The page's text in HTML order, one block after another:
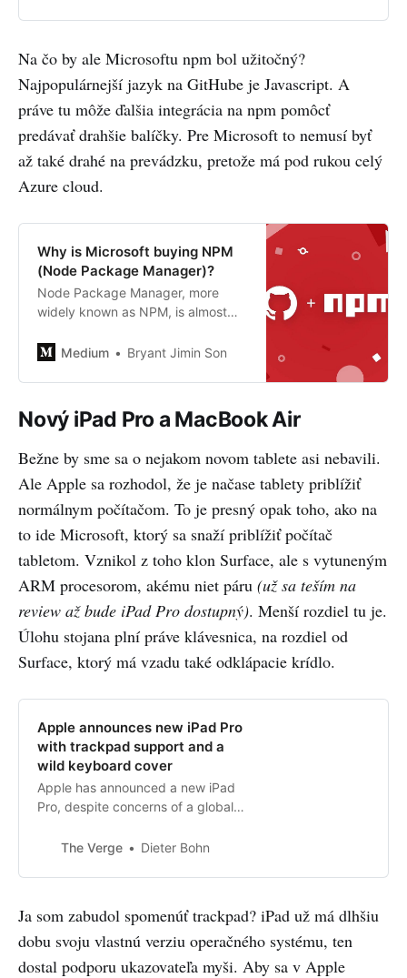
Na čo by ale Microsoftu npm bol užitočný?
Najpopulárnejší jazyk na GitHube je Javascript. A
práve tu môže ďalšia integrácia na npm pomôcť
predávať drahšie balíčky. Pre Microsoft to nemusí byť
až také drahé na prevádzku, pretože má pod rukou celý
Azure cloud.
Why is Microsoft buying NPM
(Node Package Manager)?
Node Package Manager, more
widely known as NPM, is almost
NodeJS platform, though other
also exists. Microsoft recently
surprised the…
Medium Bryant Jimin Son
Nový iPad Pro a MacBook Air
Bežne by sme sa o nejakom novom tablete asi nebavili.
Ale Apple sa rozhodol, že je načase tablety priblížiť
normálnym počítačom. To je presný opak toho, ako na
to ide Microsoft, ktorý sa snaží priblížiť počítač
tabletom. Vznikol z toho klon Surface, ale s vytuneným
ARM procesorom, akému niet páru (už sa teším na
review až bude iPad Pro dostupný). Menší rozdiel tu je.
Úlohu stojana plní práve klávesnica, na rozdiel od
Surface, ktorý má vzadu také odklápacie krídlo.
Apple announces new iPad Pro
with trackpad support and a
wild keyboard cover
Apple has announced a new iPad
Pro, despite concerns of a global
novel coronavirus pandemic. The
and was rumored to include a
for a trackpad or mouse.
The Verge Dieter Bohn
Ja som zabudol spomenúť trackpad? iPad už má dlhšiu
dobu svoju vlastnú verziu operačného systému, ten
dostal podporu ukazovateľa myši. Aby sa v Apple